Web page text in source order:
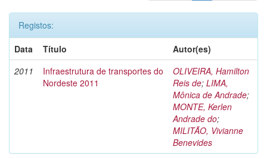
Registos:
Data
Título
Autor(es)
2011
Infraestrutura de transportes do
Nordeste 2011
OLIVEIRA, Hamilton
Reis de; LIMA,
Mônica de Andrade;
MONTE, Kerlen
Andrade do;
MILITÃO, Vivianne
Benevides